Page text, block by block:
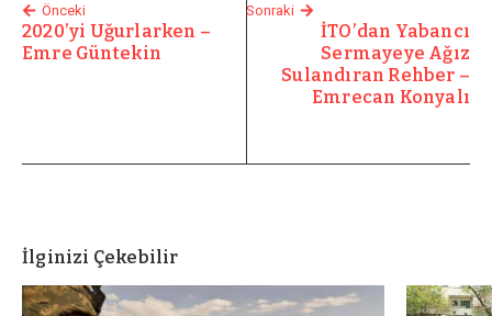
Önceki
2020’yi Uğurlarken –
Emre Güntekin
Sonraki
İTO’dan Yabancı
Sermayeye Ağız
Sulandıran Rehber –
Emrecan Konyalı
İlginizi Çekebilir